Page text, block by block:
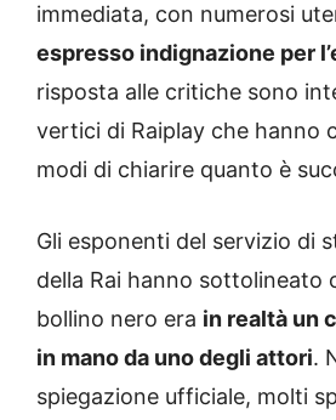
immediata, con numerosi
espresso indignazione per
risposta alle critiche sono
vertici di Raiplay che hanno
modi di chiarire quanto è
Gli esponenti del servizio di
della Rai hanno sottolineato
bollino nero era in realtà un
in mano da uno degli attori.
spiegazione ufficiale, molti